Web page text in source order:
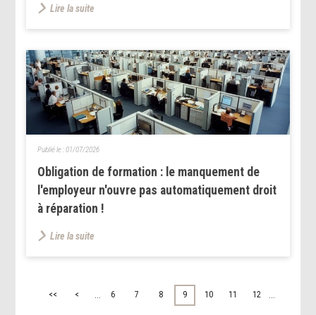
Lire la suite
Obligation de formation : le manquement de
l'employeur n'ouvre pas automatiquement droit
à réparation !
Publié le :01/07/2026
Lire la suite
<< < 6 7 8 9 10 11 12